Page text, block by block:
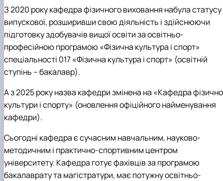
З 2020 року кафедра фізичного виховання набула статусу
випускової, розширивши свою діяльність і здійснюючи
підготовку здобувачів вищої освіти за освітньо-
професійною програмою «Фізична культура і спорт»
спеціальності 017 «Фізична культура і спорт» (освітній
ступінь – бакалавр).
А з 2025 року назва кафедри змінена на «Кафедра
культури і спорту» (оновлення офіційного найменування
кафедри).
Сьогодні кафедра є сучасним навчальним, науково-
методичним і практично-спортивним центром
університету. Кафедра готує фахівців за програмою
бакалаврату та магістратури, має потужну освітньо-